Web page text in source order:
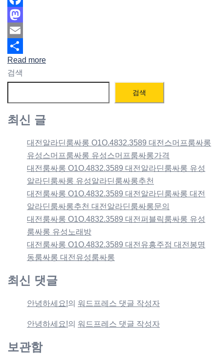
Facebook
Mastodon
Email
Share
Read more
검색
검색
최신 글
대전알라딘룸싸롱 O1O.4832.3589 대전스머프룸싸롱
유성스머프룸싸롱 유성스머프룸싸롱가격
대전룸싸롱 O1O.4832.3589 대전알라딘룸싸롱 유성
알라딘룸싸롱 유성알라딘룸싸롱추천
대전룸싸롱 O1O.4832.3589 대전알라딘룸싸롱 대전
알라딘룸싸롱추천 대전알라딘룸싸롱문의
대전룸싸롱 O1O.4832.3589 대전퍼블릭룸싸롱 유성
룸싸롱 유성노래방
대전룸싸롱 O1O.4832.3589 대전유흥주점 대전봉명
동룸싸롱 대전유성룸싸롱
최신 댓글
안녕하세요!의 워드프레스 댓글 작성자
안녕하세요!의 워드프레스 댓글 작성자
보관함